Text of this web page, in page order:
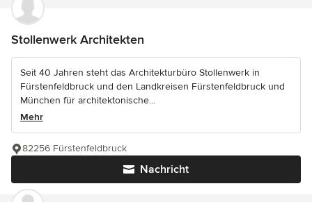
Stollenwerk Architekten
Seit 40 Jahren steht das Architekturbüro Stollenwerk in
Fürstenfeldbruck und den Landkreisen Fürstenfeldbruck und
München für architektonische...
Mehr
Nachricht
82256 Fürstenfeldbruck